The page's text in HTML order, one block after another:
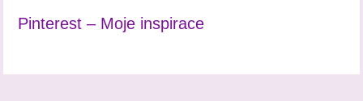
Pinterest – Moje inspirace